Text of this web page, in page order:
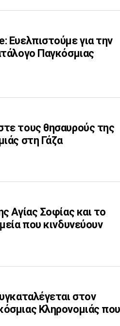
Ευελπιστούμε για την
Παγκόσμιας
τους θησαυρούς της
στη Γάζα
Αγίας Σοφίας και το
που κινδυνεύουν
στον
Κληρονομιάς που